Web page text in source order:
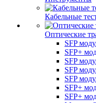
Кабельные
Оптические
SFP
SFP+
SFP
SFP
SFP
SFP+
SFP+